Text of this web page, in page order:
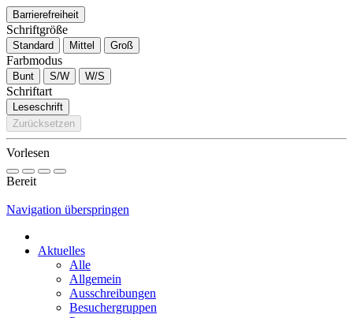
Barrierefreiheit
Schriftgröße
Standard Mittel Groß
Farbmodus
Bunt S/W W/S
Schriftart
Leseschrift
Zurücksetzen
Vorlesen
Bereit
Navigation überspringen
Aktuelles
Alle
Allgemein
Ausschreibungen
Besuchergruppen